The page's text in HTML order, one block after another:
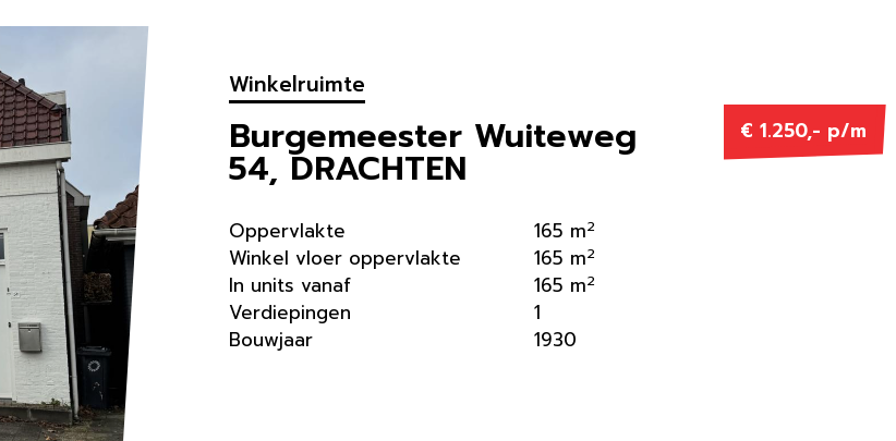
Winkelruimte
Burgemeester Wuiteweg
54, DRACHTEN
Oppervlakte
Winkel vloer oppervlakte
In units vanaf
Verdiepingen
Bouwjaar
165 m2
165 m2
165 m2
1
1930
€ 1.250,- p/m